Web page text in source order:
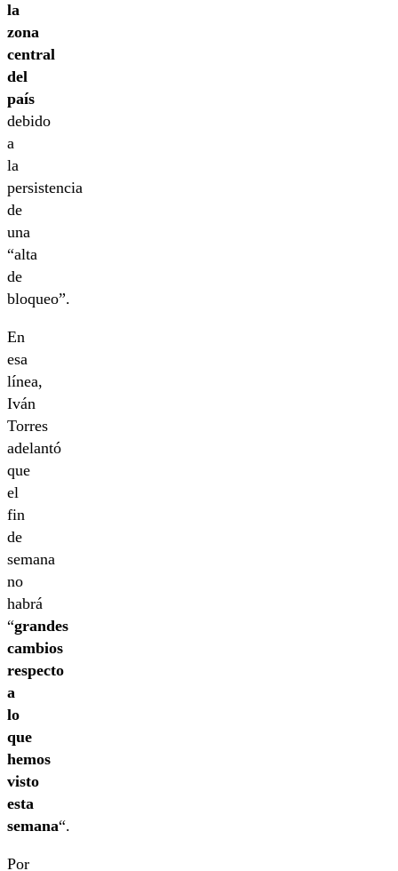
la
zona
central
del
país
debido
a
la
persistencia
de
una
“alta
de
bloqueo”.
En
esa
línea,
Iván
Torres
adelantó
que
el
fin
de
semana
no
habrá
“grandes
cambios
respecto
a
lo
que
hemos
visto
esta
semana“.
Por